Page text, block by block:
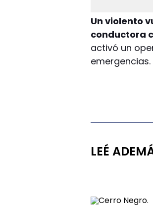
Un violento
conductora
activó un
emergencias.
LEÉ